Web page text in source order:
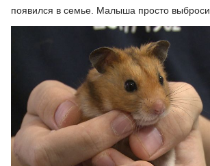
появился в семье. Малыша просто